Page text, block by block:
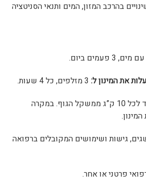
בהרכב המזון, המים ותנאי הסניטציה
את המינון ל: 3 מזלפים, כל 4 שעות.
מזלף אחד לכל 10 ק”ג ממשקל הגוף. במקרה
גישות ושימושים המקובלים ברפואה
פרטני או אחר.